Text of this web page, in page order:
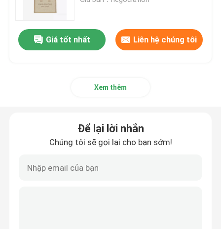
Túi Messenger hàng hiệu
Giá tốt nhất Liên hệ chúng tôi
Xem thêm
Để lại lời nhắn
Chúng tôi sẽ gọi lại cho bạn sớm!